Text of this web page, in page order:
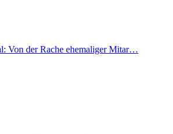
Von der Rache ehemaliger Mitar…